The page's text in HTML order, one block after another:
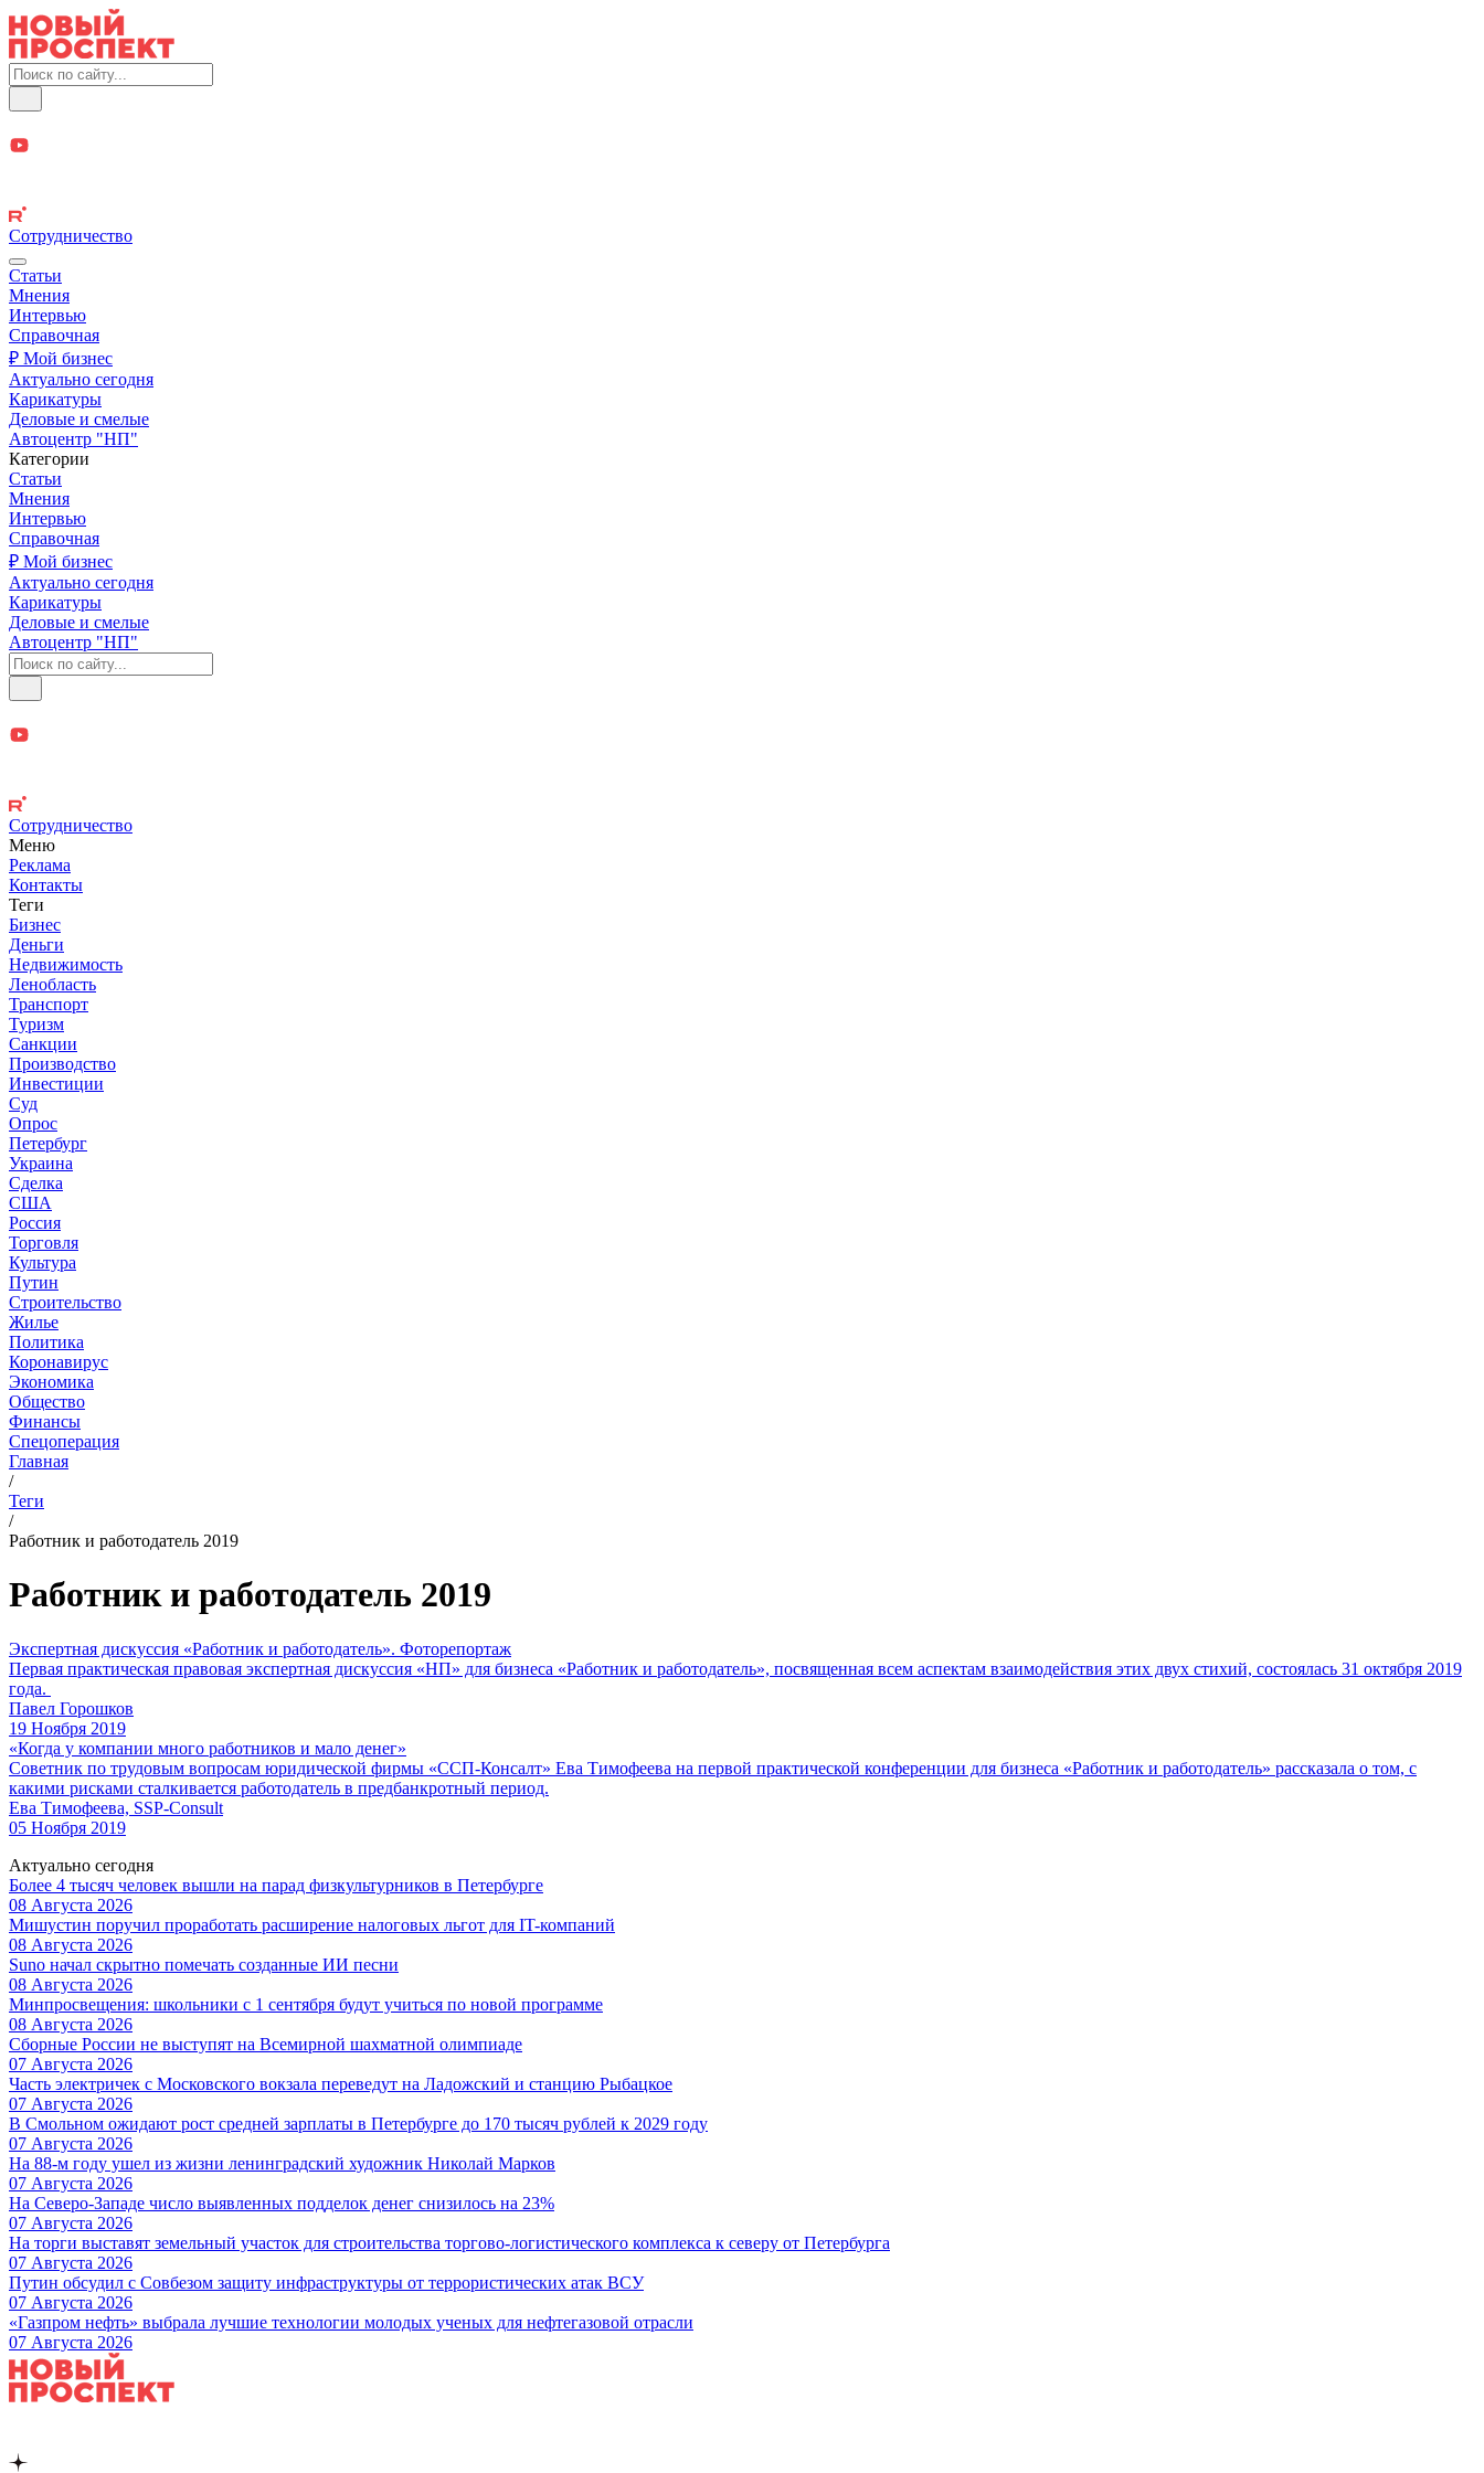
Сотрудничество
Статьи
Мнения
Интервью
Справочная
₽ Мой бизнес
Актуально сегодня
Карикатуры
Деловые и смелые
Автоцентр "НП"
Категории
Статьи
Мнения
Интервью
Справочная
₽ Мой бизнес
Актуально сегодня
Карикатуры
Деловые и смелые
Автоцентр "НП"
Сотрудничество
Меню
Реклама
Контакты
Теги
Бизнес
Деньги
Недвижимость
Ленобласть
Транспорт
Туризм
Санкции
Производство
Инвестиции
Суд
Опрос
Петербург
Украина
Сделка
США
Россия
Торговля
Культура
Путин
Строительство
Жилье
Политика
Коронавирус
Экономика
Общество
Финансы
Спецоперация
Главная
/
Теги
/
Работник и работодатель 2019
Работник и работодатель 2019
Экспертная дискуссия «Работник и работодатель». Фоторепортаж
Первая практическая правовая экспертная дискуссия «НП» для бизнеса «Работник и работодатель», посвященная всем аспектам взаимодействия этих двух стихий, состоялась 31 октября 2019
года.
Павел Горошков
19 Ноября 2019
«Когда у компании много работников и мало денег»
Советник по трудовым вопросам юридической фирмы «ССП-Консалт» Ева Тимофеева на первой практической конференции для бизнеса «Работник и работодатель» рассказала о том, с
какими рисками сталкивается работодатель в предбанкротный период.
Ева Тимофеева, SSP-Consult
05 Ноября 2019
Актуально сегодня
Более 4 тысяч человек вышли на парад физкультурников в Петербурге
08 Августа 2026
Мишустин поручил проработать расширение налоговых льгот для IT-компаний
08 Августа 2026
Suno начал скрытно помечать созданные ИИ песни
08 Августа 2026
Минпросвещения: школьники с 1 сентября будут учиться по новой программе
08 Августа 2026
Сборные России не выступят на Всемирной шахматной олимпиаде
07 Августа 2026
Часть электричек с Московского вокзала переведут на Ладожский и станцию Рыбацкое
07 Августа 2026
В Смольном ожидают рост средней зарплаты в Петербурге до 170 тысяч рублей к 2029 году
07 Августа 2026
На 88-м году ушел из жизни ленинградский художник Николай Марков
07 Августа 2026
На Северо-Западе число выявленных подделок денег снизилось на 23%
07 Августа 2026
На торги выставят земельный участок для строительства торгово-логистического комплекса к северу от Петербурга
07 Августа 2026
Путин обсудил с Совбезом защиту инфраструктуры от террористических атак ВСУ
07 Августа 2026
«Газпром нефть» выбрала лучшие технологии молодых ученых для нефтегазовой отрасли
07 Августа 2026